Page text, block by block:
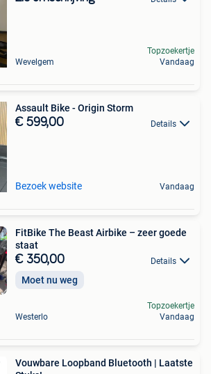
Wevelgem
Topzoekertje
Vandaag
Assault Bike - Origin Storm
€ 599,00 Details
Bezoek website Vandaag
FitBike The Beast Airbike – zeer goede
staat
€ 350,00 Details
Moet nu weg
Westerlo
Topzoekertje
Vandaag
Vouwbare Loopband Bluetooth | Laatste